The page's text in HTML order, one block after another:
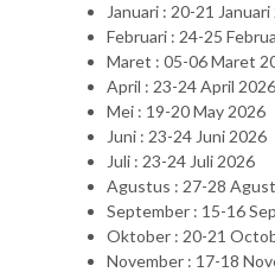
Januari : 20-21
Februari : 24-25
Maret : 05-06 Maret
April : 23-24 April 2026
Mei : 19-20 May 2026
Juni : 23-24 Juni 2026
Juli : 23-24 Juli 2026
Agustus : 27-28
September : 15-16
Oktober : 20-21
November : 17-18